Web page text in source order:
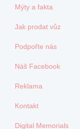
Mýty a fakta
Jak prodat vůz
Podpořte nás
Náš Facebook
Reklama
Kontakt
Digital Memorials